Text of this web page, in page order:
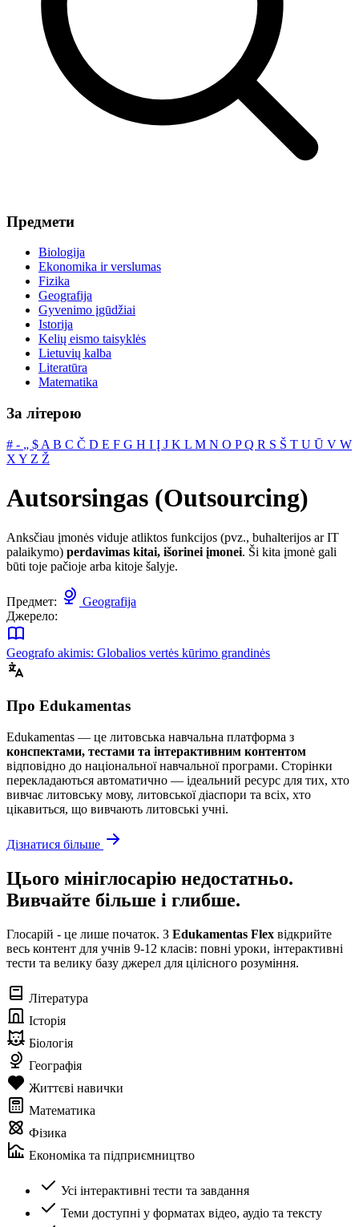
Предмети
Biologija
Ekonomika ir verslumas
Fizika
Geografija
Gyvenimo įgūdžiai
Istorija
Kelių eismo taisyklės
Lietuvių kalba
Literatūra
Matematika
За літерою
# ‐ „ $ A B C Č D E F G H I Į J K L M N O PQ R S Š T U Ū V W
X Y Z Ž
Autsorsingas (Outsourcing)
Anksčiau įmonės viduje atliktos funkcijos (pvz., buhalterijos ar IT
palaikymo) perdavimas kitai, išorinei įmonei. Ši kita įmonė gali
būti toje pačioje arba kitoje šalyje.
Предмет:
Geografija
Джерело:
Geografo akimis: Globalios vertės kūrimo grandinės
Про Edukamentas
Edukamentas — це литовська навчальна платформа з
конспектами, тестами та інтерактивним контентом
відповідно до національної навчальної програми. Сторінки
перекладаються автоматично — ідеальний ресурс для тих, хто
вивчає литовську мову, литовської діаспори та всіх, хто
цікавиться, що вивчають литовські учні.
Дізнатися більше
Цього мініглосарію недостатньо.
Вивчайте більше і глибше.
Глосарій - це лише початок. З Edukamentas Flex відкрийте
весь контент для учнів 9-12 класів: повні уроки, інтерактивні
тести та велику базу джерел для цілісного розуміння.
Література
Історія
Біологія
Географія
Життєві навички
Математика
Фізика
Економіка та підприємництво
Усі інтерактивні тести та завдання
Теми доступні у форматах відео, аудіо та тексту